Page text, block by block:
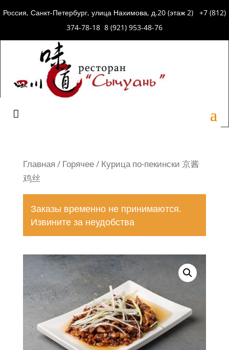
Россия, Санкт-Петербург, улица Нахимова, д.20 (этаж 2) +7 (812)
374-78-18 8 (921) 953-48-76
Главная / Горячее/ Курица по-пекински 京酱
鸡丝
Заказы временно не принимаются.
Извините за неудобства